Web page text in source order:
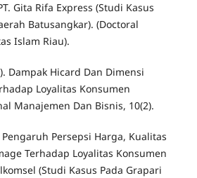
Gita Rifa Express (Studi Kasus
Batusangkar). (Doctoral
Islam Riau).
Dampak Hicard Dan Dimensi
Loyalitas Konsumen
Manajemen Dan Bisnis, 10(2).
Pengaruh Persepsi Harga, Kualitas
Terhadap Loyalitas Konsumen
(Studi Kasus Pada Grapari